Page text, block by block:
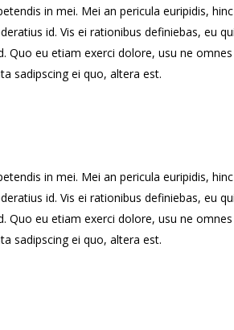
in mei. Mei an pericula euripidis,
id. Vis ei rationibus definiebas,
eu etiam exerci dolore, usu ne
sadipscing ei quo, altera est.
in mei. Mei an pericula euripidis,
id. Vis ei rationibus definiebas,
eu etiam exerci dolore, usu ne
sadipscing ei quo, altera est.